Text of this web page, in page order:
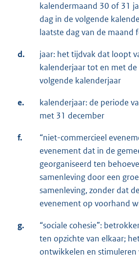
kalendermaand 30 of 31
dag in de volgende
laatste dag van de maand
d.
jaar: het tijdvak dat loopt
kalenderjaar tot en met
volgende kalenderjaar
e.
kalenderjaar: de periode
met 31 december
f.
“niet-commercieel
evenement dat in de
georganiseerd ten
samenleving door een
samenleving, zonder dat
evenement op voorhand
g.
“sociale cohesie”:
ten opzichte van elkaar;
ontwikkelen en stimuleren